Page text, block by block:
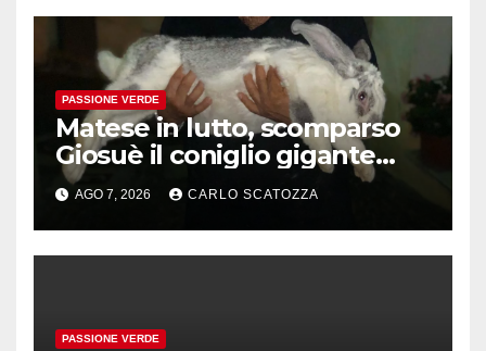
PASSIONE VERDE
Matese in lutto, scomparso
Giosuè il coniglio gigante
pluripremiato
AGO 7, 2026 CARLO SCATOZZA
PASSIONE VERDE